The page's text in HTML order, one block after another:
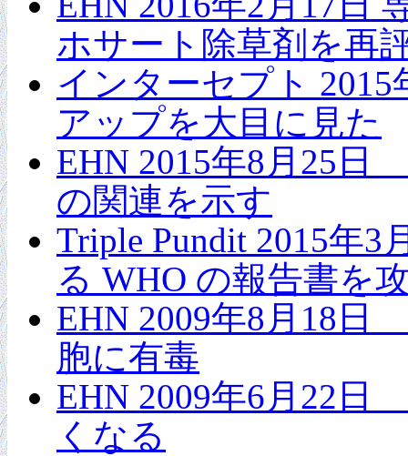
ホサート除草剤を再
インターセプト
アップを大目に見た
EHN 2015年8月25
の関連を示す
Triple Pundit 2015
る WHO の報告書を
EHN 2009年8月18
胞に有毒
EHN 2009年6月22
くなる